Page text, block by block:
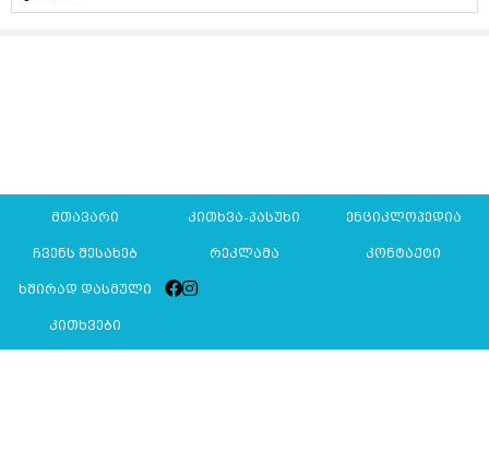
მთავარი კითხვა-პასუხი ენციკლოპედია
ჩვენს შესახებ რეკლამა კონტაქტი
ხშირად დასმული
კითხვები